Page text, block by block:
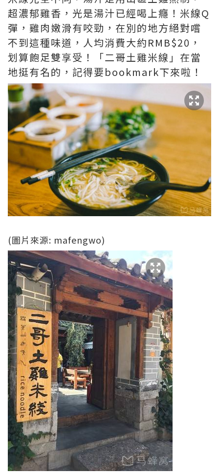
超濃郁雞香，光是湯汁已經喝上癮！米線Q
彈，雞肉嫩滑有咬勁，在別的地方絕對嚐
不到這種味道，人均消費大約RMB$20，
划算飽足雙享受‎！「二哥土雞米線」在當
地挺有名的，記得要bookmark下來啦！
(圖片來源: mafengwo)